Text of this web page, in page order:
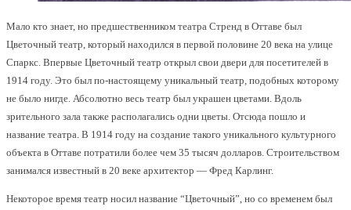
Мало кто знает, но предшественником театра Стренд в Оттаве был
Цветочный театр, который находился в первой половине 20 века на улице
Спаркс. Впервые Цветочный театр открыл свои двери для посетителей в
1914 году. Это был по-настоящему уникальный театр, подобных которому
не было нигде. Абсолютно весь театр был украшен цветами. Вдоль
зрительного зала также располагались одни цветы. Отсюда пошло и
название театра. В 1914 году на создание такого уникального культурного
объекта в Оттаве потратили более чем 35 тысяч долларов. Строительством
занимался известный в 20 веке архитектор — Фред Карлинг.
Некоторое время театр носил название “Цветочный”, но со временем был